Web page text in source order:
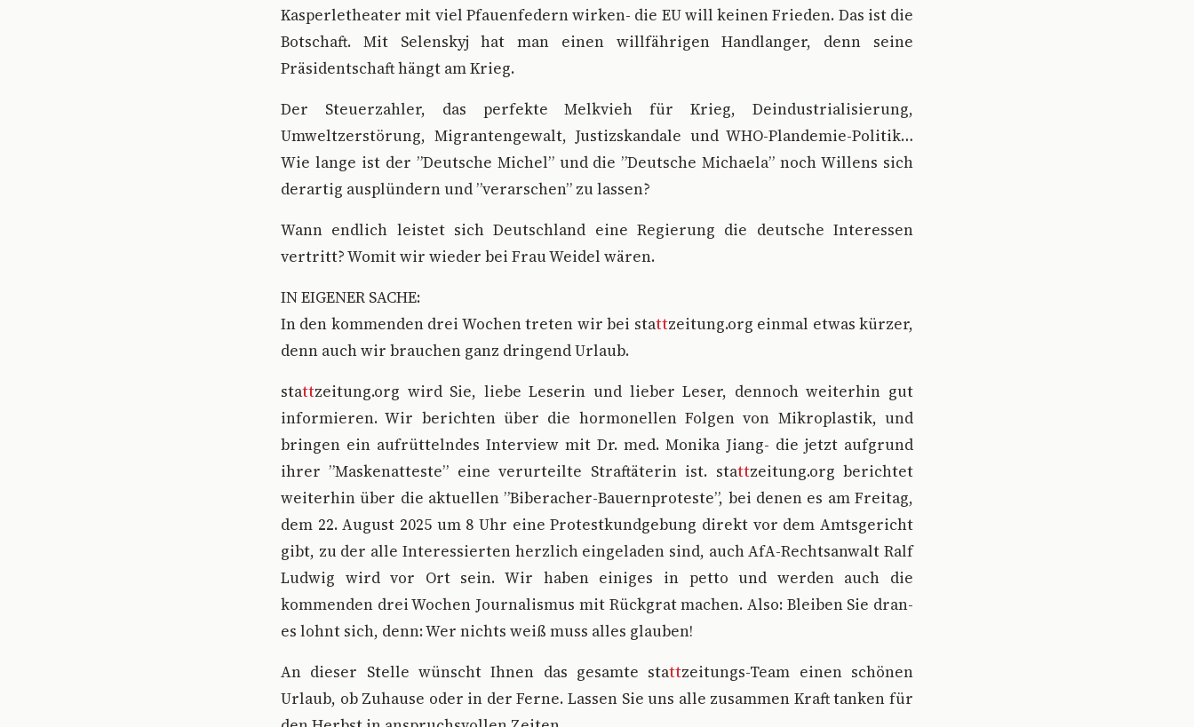
Kasperletheater mit viel Pfauenfedern wirken- die EU will keinen Frieden. Das ist die
Botschaft. Mit Selenskyj hat man einen willfährigen Handlanger, denn seine
Präsidentschaft hängt am Krieg.
Der Steuerzahler, das perfekte Melkvieh für Krieg, Deindustrialisierung,
Umweltzerstörung, Migrantengewalt, Justizskandale und WHO-Plandemie-Politik…
Wie lange ist der ”Deutsche Michel” und die ”Deutsche Michaela” noch Willens sich
derartig ausplündern und ”verarschen” zu lassen?
Wann endlich leistet sich Deutschland eine Regierung die deutsche Interessen
vertritt? Womit wir wieder bei Frau Weidel wären.
IN EIGENER SACHE:
In den kommenden drei Wochen treten wir bei stattzeitung.org einmal etwas kürzer,
denn auch wir brauchen ganz dringend Urlaub.
stattzeitung.org wird Sie, liebe Leserin und lieber Leser, dennoch weiterhin gut
informieren. Wir berichten über die hormonellen Folgen von Mikroplastik, und
bringen ein aufrüttelndes Interview mit Dr. med. Monika Jiang- die jetzt aufgrund
ihrer ”Maskenatteste” eine verurteilte Straftäterin ist. stattzeitung.org berichtet
weiterhin über die aktuellen ”Biberacher-Bauernproteste”, bei denen es am Freitag,
dem 22. August 2025 um 8 Uhr eine Protestkundgebung direkt vor dem Amtsgericht
gibt, zu der alle Interessierten herzlich eingeladen sind, auch AfA-Rechtsanwalt Ralf
Ludwig wird vor Ort sein. Wir haben einiges in petto und werden auch die
kommenden drei Wochen Journalismus mit Rückgrat machen. Also: Bleiben Sie dran-
es lohnt sich, denn: Wer nichts weiß muss alles glauben!
An dieser Stelle wünscht Ihnen das gesamte stattzeitungs-Team einen schönen
Urlaub, ob Zuhause oder in der Ferne. Lassen Sie uns alle zusammen Kraft tanken für